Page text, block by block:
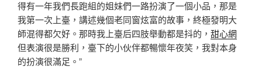
得有一年我們長跑組的姐妹們一路扮演了一個小品，那是
我第一次上臺，講述幾個老同窗炫富的故事，終極發明大
師混得都欠好。那時我上臺后四肢舉動都是抖的， 甜心網
但表演很是勝利，臺下的小伙伴都暢懷年夜笑，我對本身
的扮演很滿足。”